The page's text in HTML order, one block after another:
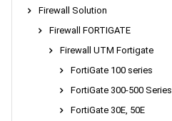
Firewall Solution
Firewall FORTIGATE
Firewall UTM Fortigate
FortiGate 100 series
FortiGate 300-500 Series
FortiGate 30E, 50E